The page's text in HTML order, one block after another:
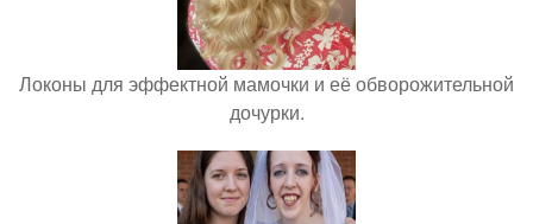
Локоны для эффектной мамочки и её обворожительной
дочурки.